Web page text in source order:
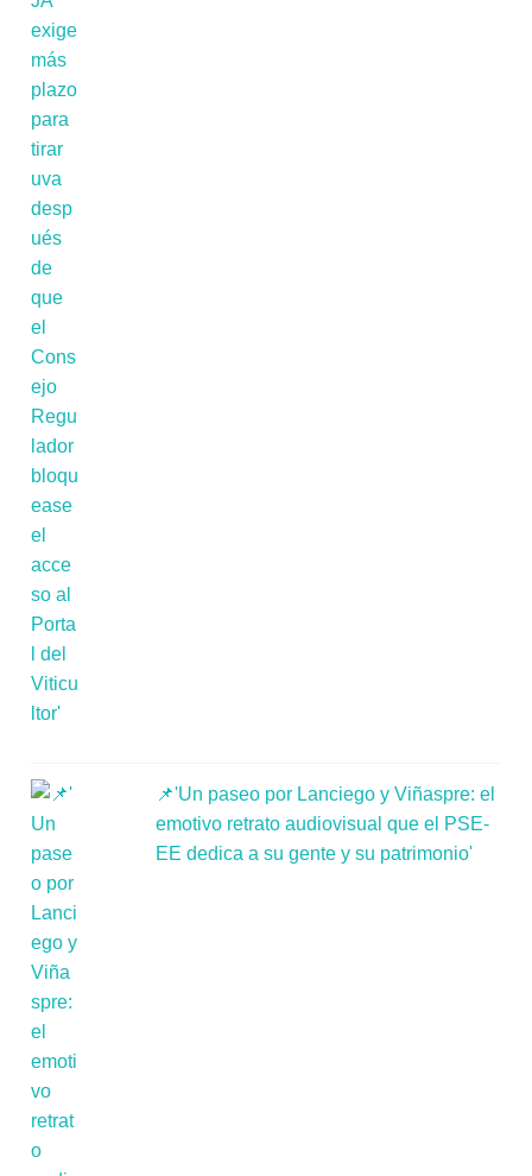
📌'Un paseo por Lanciego y Viñaspre: el
emotivo retrato audiovisual que el PSE-
EE dedica a su gente y su patrimonio'